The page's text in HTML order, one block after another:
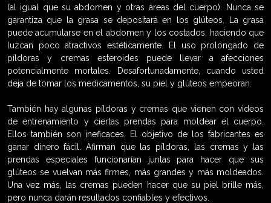
(al igual que su abdomen y otras áreas del cuerpo). Nunca se
garantiza que la grasa se depositará en los glúteos. La grasa
puede acumularse en el abdomen y los costados, haciendo que
luzcan poco atractivos estéticamente. El uso prolongado de
píldoras y cremas esteroides puede llevar a afecciones
potencialmente mortales. Desafortunadamente, cuando usted
deja de tomar los medicamentos, su piel y glúteos empeoran.
También hay algunas píldoras y cremas que vienen con videos
de entrenamiento y ciertas prendas para moldear el cuerpo.
Ellos también son ineficaces. El objetivo de los fabricantes es
ganar dinero fácil. Afirman que las píldoras, las cremas y las
prendas especiales funcionarían juntas para hacer que sus
glúteos se vuelvan más firmes, más grandes y más moldeados.
Una vez más, las cremas pueden hacer que su piel brille más,
pero nunca darán resultados confiables y efectivos.